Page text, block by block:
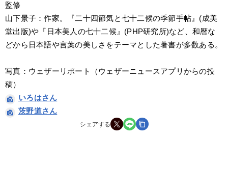
監修
山下景子：作家。『二十四節気と七十二候の季節手帖』(成美
堂出版)や『日本美人の七十二候』(PHP研究所)など、和暦な
どから日本語や言葉の美しさをテーマとした著書が多数ある。
写真：ウェザーリポート（ウェザーニュースアプリからの投
稿）
いろはさん
茨野道さん
シェアする